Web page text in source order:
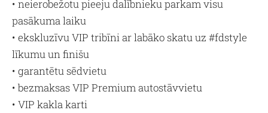
• neierobežotu pieeju dalībnieku parkam visu
pasākuma laiku
• ekskluzīvu VIP tribīni ar labāko skatu uz #fdstyle
līkumu un finišu
• garantētu sēdvietu
• bezmaksas VIP Premium autostāvvietu
• VIP kakla karti